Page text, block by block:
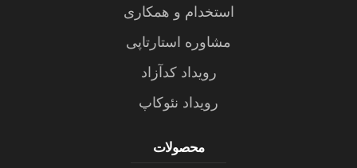
استخدام و همکاری
مشاوره استارتاپی
رویداد کدآزاد
رویداد نئوکاپ
محصولات